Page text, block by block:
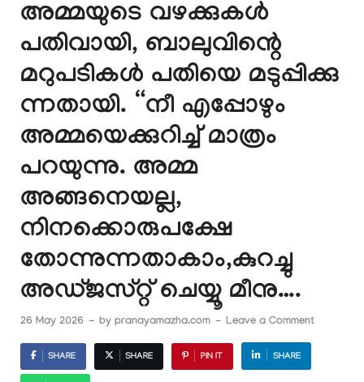
അമ്മയുടെ വഴക്കുകൾ
പതിവായി, ബാലുവിന്റെ
മറുപടികൾ പതിയെ മടുപ്പിക്കു
ന്നതായി. “നീ എപ്പോഴും
അമ്മയെക്കുറിച്ച് മാത്രം
പറയുന്നു. അമ്മ
അങ്ങനെയല്ല,
നിനക്കൊരുപക്ഷേ
തോന്നുന്നതാകാം,കുറച്ചു
അഡ്ജസ്റ്റ് ചെയ്യൂ മീനു….
26 May 2026 - by pranayamazha.com - Leave a Comment
SHARE SHARE PIN IT SHARE